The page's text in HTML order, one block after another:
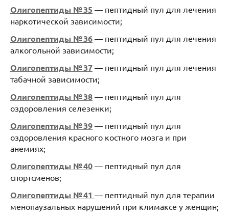
Олигопептиды № 35 — пептидный пул для лечения
наркотической зависимости;
Олигопептиды № 36 — пептидный пул для лечения
алкогольной зависимости;
Олигопептиды № 37 — пептидный пул для лечения
табачной зависимости;
Олигопептиды № 38 — пептидный пул для
оздоровления селезенки;
Олигопептиды № 39 — пептидный пул для
оздоровления красного костного мозга и при
анемиях;
Олигопептиды № 40 — пептидный пул для
спортсменов;
Олигопептиды № 41 — пептидный пул для терапии
менопаузальных нарушений при климаксе у женщин;